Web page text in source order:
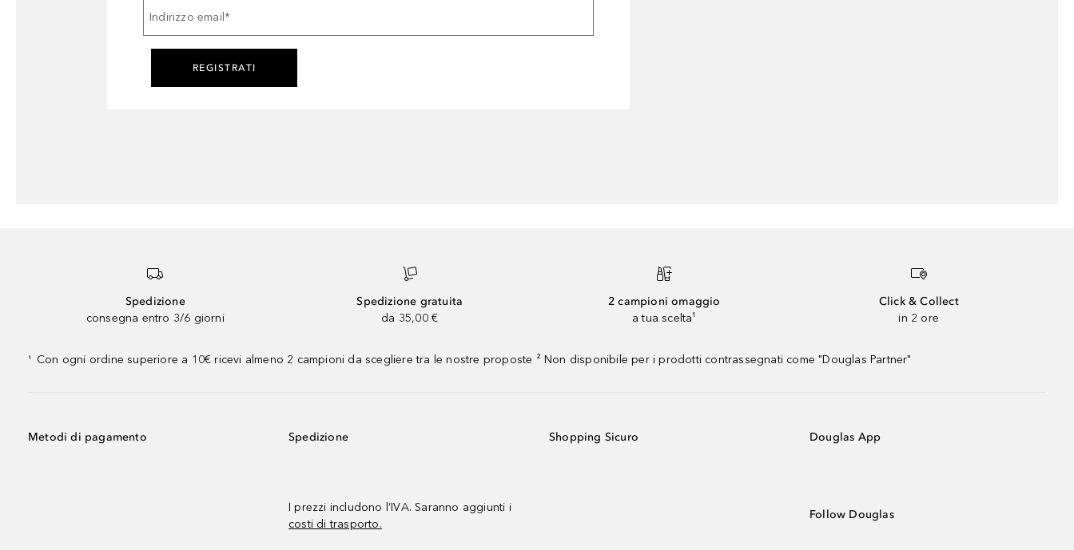
Indirizzo email *
REGISTRATI
Spedizione
consegna entro 3/6 giorni
Spedizione gratuita
da 35,00 €
2 campioni omaggio
a tua scelta¹
Click & Collect
in 2 ore
¹ Con ogni ordine superiore a 10€ ricevi almeno 2 campioni da scegliere tra le nostre proposte ² Non disponibile per i prodotti contrassegnati come "Douglas Partner"
Metodi di pagamento Spedizione
I prezzi includono l’IVA. Saranno aggiunti i
costi di trasporto.
Shopping Sicuro Douglas App
Follow Douglas